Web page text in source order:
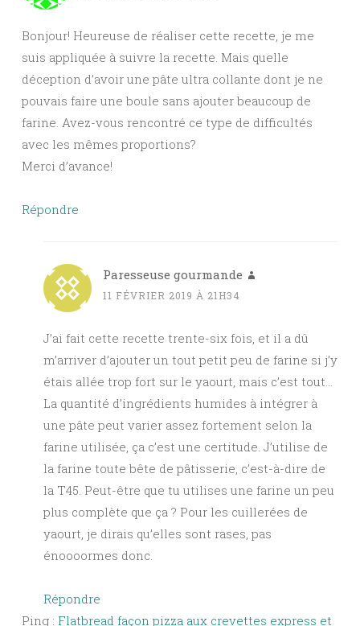
Bonjour! Heureuse de réaliser cette recette, je me
suis appliquée à suivre la recette. Mais quelle
déception d’avoir une pâte ultra collante dont je ne
pouvais faire une boule sans ajouter beaucoup de
farine. Avez-vous rencontré ce type de difficultés
avec les mêmes proportions?
Merci d’avance!
Répondre
Paresseuse gourmande
11 FÉVRIER 2019 À 21H34
J’ai fait cette recette trente-six fois, et il a dû
m’arriver d’ajouter un tout petit peu de farine si j’y
étais allée trop fort sur le yaourt, mais c’est tout…
La quantité d’ingrédients humides à intégrer à
une pâte peut varier assez fortement selon la
farine utilisée, ça c’est une certitude. J’utilise de
la farine toute bête de pâtisserie, c’est-à-dire de
la T45. Peut-être que tu utilises une farine un peu
plus complète que ça ? Pour les cuillerées de
yaourt, je dirais qu’elles sont rases, pas
énoooormes donc.
Répondre
Ping : Flatbread façon pizza aux crevettes express et